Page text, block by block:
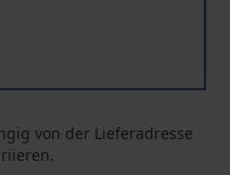
von der Lieferadresse